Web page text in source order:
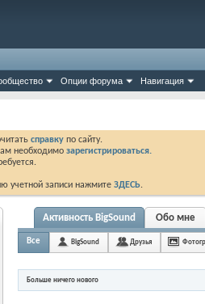
Опции форума Навигация
справку по сайту.
необходимо зарегистрироваться.
учетной записи нажмите ЗДЕСЬ.
Активность BigSound Обо мне
Все BigSound Друзья
Больше ничего нового